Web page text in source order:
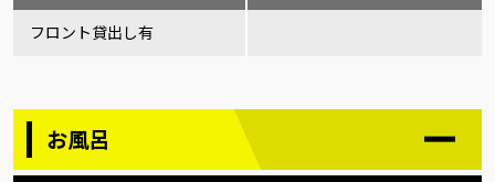
フロント貸出し有
お風呂